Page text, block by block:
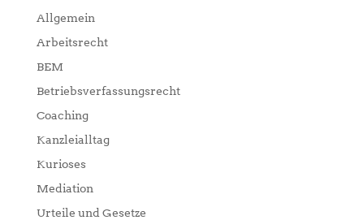
Allgemein
Arbeitsrecht
BEM
Betriebsverfassungsrecht
Coaching
Kanzleialltag
Kurioses
Mediation
Urteile und Gesetze